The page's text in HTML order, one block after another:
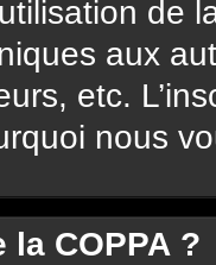
de
aux
etc.
nous
la COPPA ?